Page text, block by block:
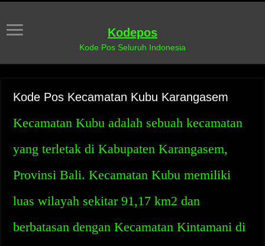
Kodepos
Kode Pos Seluruh Indonesia
Kode Pos Kecamatan Kubu Karangasem
Kecamatan Kubu adalah sebuah kecamatan
yang terletak di Kabupaten Karangasem,
Provinsi Bali. Kecamatan Kubu memiliki
luas wilayah sekitar 91,17 km2 dan
berbatasan dengan Kecamatan Kintamani di